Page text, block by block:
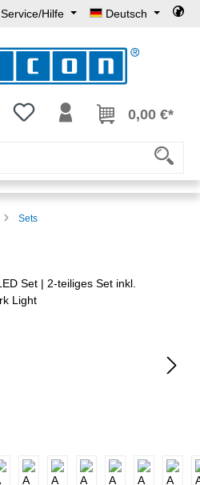
Service/Hilfe Deutsch
Du hast 0 Produkte auf dem
0,00 €*
Sets